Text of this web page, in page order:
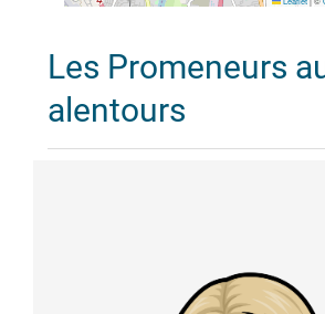
Les Promeneurs
alentours